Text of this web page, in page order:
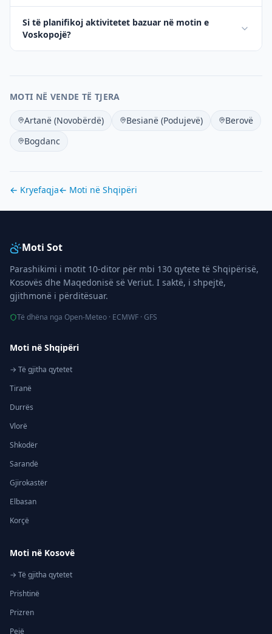
Si të planifikoj aktivitetet bazuar në motin e
Voskopojë?
MOTI NË VENDE TË TJERA
Artanë (Novobërdë) Besianë (Podujevë)
Berovë
Bogdanc
← Kryefaqja← Moti në Shqipëri
Moti Sot
Parashikimi i motit 10-ditor për mbi 130 qytete të Shqipërisë,
Kosovës dhe Maqedonisë së Veriut. I saktë, i shpejtë,
gjithmonë i përditësuar.
Të dhëna nga Open-Meteo · ECMWF · GFS
Moti në Shqipëri
→ Të gjitha qytetet
Tiranë
Durrës
Vlorë
Shkodër
Sarandë
Gjirokastër
Elbasan
Korçë
Moti në Kosovë
→ Të gjitha qytetet
Prishtinë
Prizren
Pejë